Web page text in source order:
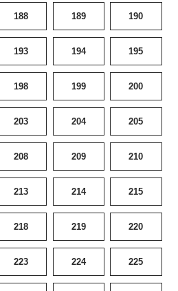
188 189 190
193 194 195
198 199 200
203 204 205
208 209 210
213 214 215
218 219 220
223 224 225